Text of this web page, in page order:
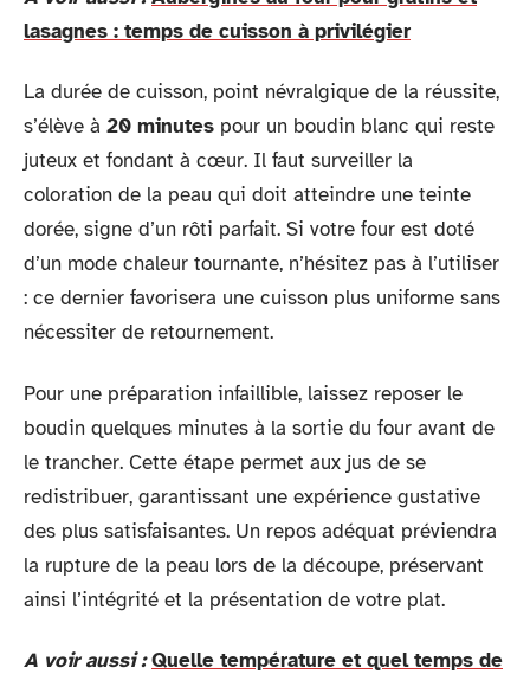
lasagnes : temps de cuisson à privilégier
La durée de cuisson, point névralgique de la réussite,
s’élève à 20 minutes pour un boudin blanc qui reste
juteux et fondant à cœur. Il faut surveiller la
coloration de la peau qui doit atteindre une teinte
dorée, signe d’un rôti parfait. Si votre four est doté
d’un mode chaleur tournante, n’hésitez pas à l’utiliser
: ce dernier favorisera une cuisson plus uniforme sans
nécessiter de retournement.
Pour une préparation infaillible, laissez reposer le
boudin quelques minutes à la sortie du four avant de
le trancher. Cette étape permet aux jus de se
redistribuer, garantissant une expérience gustative
des plus satisfaisantes. Un repos adéquat préviendra
la rupture de la peau lors de la découpe, préservant
ainsi l’intégrité et la présentation de votre plat.
A voir aussi : Quelle température et quel temps de